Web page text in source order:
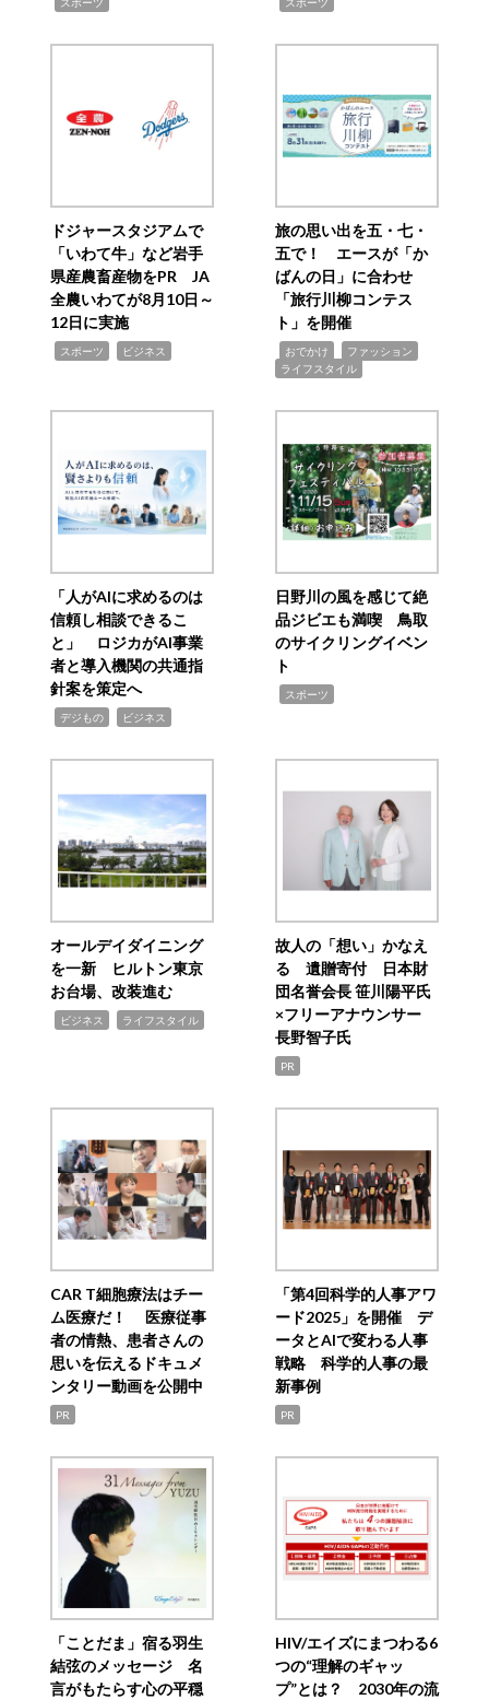
ドジャースタジアムで
「いわて牛」など岩手
県産農畜産物をPR JA
全農いわてが8月10日～
12日に実施
スポーツ ビジネス
旅の思い出を五・七・
五で！ エースが「か
ばんの日」に合わせ
「旅行川柳コンテス
ト」を開催
おでかけ ファッション
ライフスタイル
「人がAIに求めるのは
信頼し相談できるこ
と」 ロジカがAI事業
者と導入機関の共通指
針案を策定へ
デジもの ビジネス
日野川の風を感じて絶
品ジビエも満喫 鳥取
のサイクリングイベン
ト
スポーツ
オールデイダイニング
を一新 ヒルトン東京
お台場、改装進む
ビジネス ライフスタイル
故人の「想い」かなえ
る 遺贈寄付 日本財
団名誉会長 笹川陽平氏
×フリーアナウンサー
長野智子氏
PR
CAR T細胞療法はチー
ム医療だ！ 医療従事
者の情熱、患者さんの
思いを伝えるドキュメ
ンタリー動画を公開中
PR
「第4回科学的人事アワ
ード2025」を開催 デ
ータとAIで変わる人事
戦略 科学的人事の最
新事例
PR
「ことだま」宿る羽生
結弦のメッセージ 名
言がもたらす心の平穏
HIV/エイズにまつわる6
つの“理解のギャッ
プ”とは？ 2030年の流